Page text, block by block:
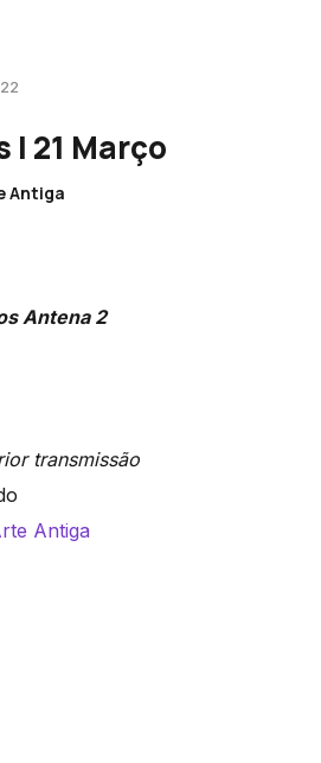
| 21 Março
Antiga
Antena 2
transmissão
Antiga